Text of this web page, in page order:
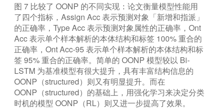
图 7 比较了 OONP 的不同实现：论文衡量模型性能用
了四个指标，Assign Acc 表示预测对象「新增和指派」
的正确率，Type Acc 表示预测对象属性的正确率，Ont
Acc 表示单个样本解析的本体结构和标签 100% 重合的
正确率，Ont Acc-95 表示单个样本解析的本体结构和标
签 95% 重合的正确率。简单的 OONP 模型较以 Bi-
LSTM 为基准模型有很大提升，具有丰富结构信息的
OONP（structured）则又有明显提升。而在
OONP（structured）的基础上，用强化学习来决定分类
时机的模型 OONP（RL）则又进一步提高了效果。